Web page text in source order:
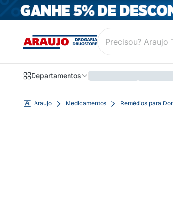
Departamentos
Araujo Medicamentos Remédios para Dor